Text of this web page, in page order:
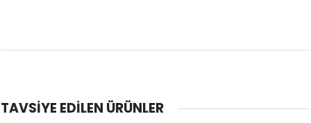
TAVSIYE EDILEN ÜRÜNLER